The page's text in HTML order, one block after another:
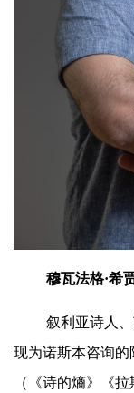
穆瓦法格·希
叙利亚诗人
现为诺斯本咨询
（《诗的熵》《